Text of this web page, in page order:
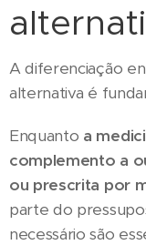
A diferenciação
alternativa é
Enquanto a
complemento a
ou prescrita por
parte do
necessário são